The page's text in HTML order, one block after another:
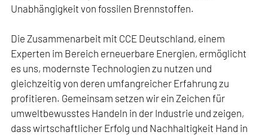
Unabhängigkeit von fossilen Brennstoffen.
Die Zusammenarbeit mit CCE Deutschland, einem
Experten im Bereich erneuerbare Energien, ermöglicht
es uns, modernste Technologien zu nutzen und
gleichzeitig von deren umfangreicher Erfahrung zu
profitieren. Gemeinsam setzen wir ein Zeichen für
umweltbewusstes Handeln in der Industrie und zeigen,
dass wirtschaftlicher Erfolg und Nachhaltigkeit Hand in